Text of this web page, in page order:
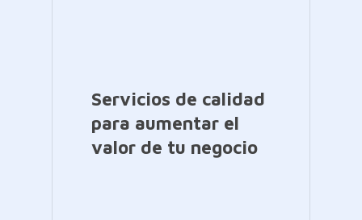
Servicios de calidad
para aumentar el
valor de tu negocio